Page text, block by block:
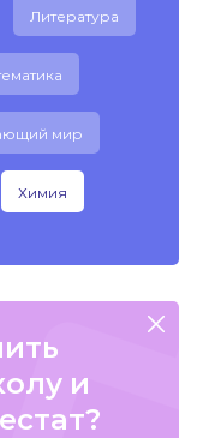
Литература
мир
Химия
и